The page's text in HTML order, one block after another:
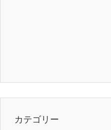
カテゴリー